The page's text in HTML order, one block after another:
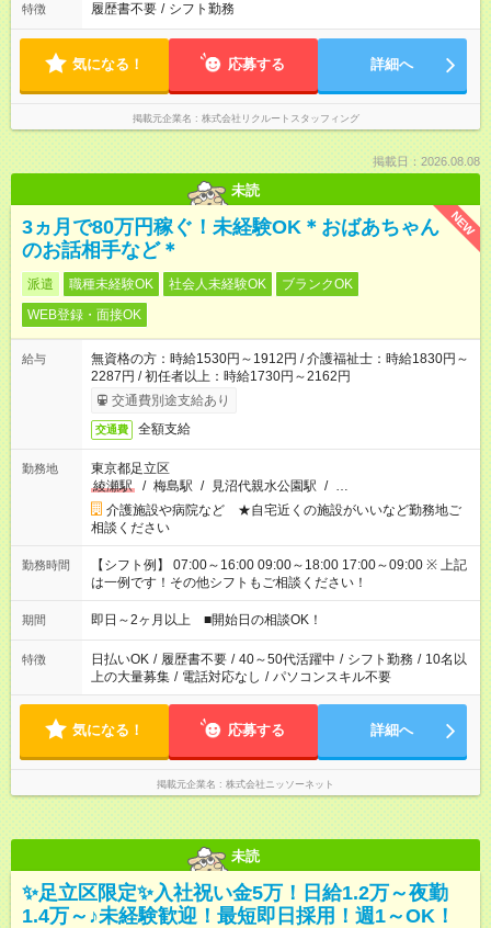
特徴 履歴書不要 / シフト勤務
気になる！ 応募する 詳細へ
掲載元企業名 株式会社リクルートスタッフィング
掲載日：2026.08.08
未読
NEW
3ヵ月で80万円稼ぐ！未経験OK＊おばあちゃん
のお話相手など＊
派遣 職種未経験OK 社会人未経験OK
ブランクOK
WEB登録・面接OK
給与
無資格の方：時給1530円～1912円 / 介護福祉士：時給1830円～
2287円 / 初任者以上：時給1730円～2162円
交通費別途支給あり
交通費 全額支給
勤務地
東京都足立区
綾瀬駅
/ 梅島駅 / 見沼代親水公園駅 / …
介護施設や病院など ★自宅近くの施設がいいなど勤務地ご
相談ください
勤務時間
【シフト例】 07:00～16:00 09:00～18:00 17:00～09:00 ※ 上記
は一例です！その他シフトもご相談ください！
期間 即日～2ヶ月以上 ■開始日の相談OK！
特徴 日払いOK / 履歴書不要 / 40～50代活躍中 / シフト勤務 / 10名以
上の大量募集 / 電話対応なし / パソコンスキル不要
気になる！ 応募する 詳細へ
掲載元企業名 株式会社ニッソーネット
未読
✨足立区限定✨入社祝い金5万！日給1.2万～夜勤
1.4万～♪未経験歓迎！最短即日採用！週1～OK！